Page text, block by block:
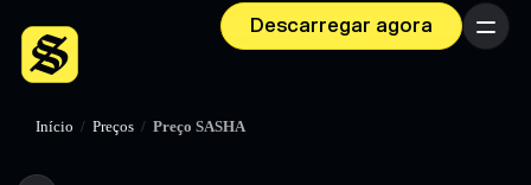
Descarregar agora Menu
Início / Preços / Preço SASHA